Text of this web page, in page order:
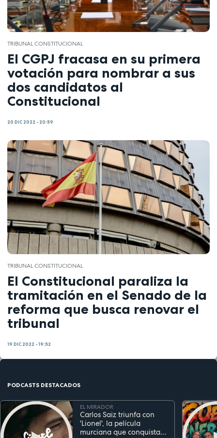
TRIBUNAL CONSTITUCIONAL
El CGPJ fracasa en su primera
votación para nombrar a sus
dos candidatos al
Constitucional
20 DIC 2022 - 20:59
TRIBUNAL CONSTITUCIONAL
El Constitucional paraliza la
tramitación en el Senado de la
reforma que busca renovar el
tribunal
19 DIC 2022 - 19:52
PODCASTS DESTACADOS
EL MIRADOR
Carlos Saiz triunfa con
'Lionel', la película
murciana que conquista